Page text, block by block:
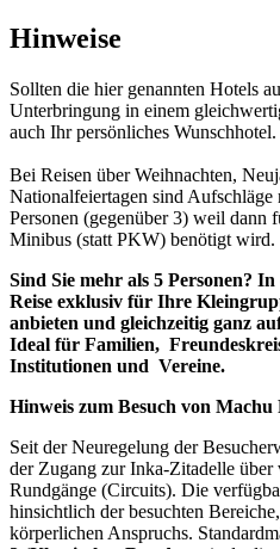
Hinweise
Sollten die hier genannten Hotels
Unterbringung in einem
auch Ihr persönliches Wunschhotel.
Bei Reisen über Weihnachten,
Nationalfeiertagen sind
Personen (gegenüber 3) weil dann
Minibus (statt PKW) benötigt wird.
Sind Sie mehr als 5 Personen?
Reise exklusiv für Ihre
anbieten und gleichzeitig ganz
Ideal für Familien,
Institutionen und Vereine.
Hinweis zum Besuch von Machu
Seit der Neuregelung der
der Zugang zur Inka-Zitadelle über
Rundgänge (Circuits). Die
hinsichtlich der besuchten
körperlichen Anspruchs.